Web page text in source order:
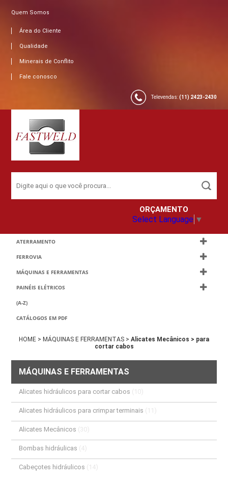
Quem Somos
Área do Cliente
Qualidade
Minerais de Conflito
Fale conosco
Televendas:(11) 2423-2430
ORÇAMENTO
Select Language ▼
ATERRAMENTO
FERROVIA
MÁQUINAS E FERRAMENTAS
PAINÉIS ELÉTRICOS
(A-Z)
CATÁLOGOS EM PDF
HOME > MÁQUINAS E FERRAMENTAS > Alicates Mecânicos > para
cortar cabos
MÁQUINAS E FERRAMENTAS
Alicates hidráulicos para cortar cabos (10)
Alicates hidráulicos para crimpar terminais (11)
Alicates Mecânicos (30)
Bombas hidráulicas (4)
Cabeçotes hidráulicos (14)